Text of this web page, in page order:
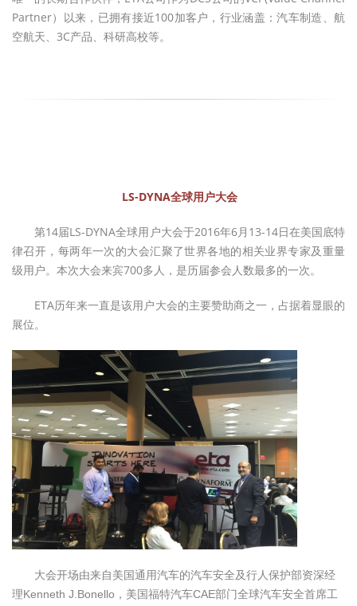
Partner）以来，已拥有接近100加客户，行业涵盖：汽车制造、航
空航天、3C产品、科研高校等。
LS-DYNA全球用户大会
第14届LS-DYNA全球用户大会于2016年6月13-14日在美国底特
律召开，每两年一次的大会汇聚了世界各地的相关业界专家及重量
级用户。本次大会来宾700多人，是历届参会人数最多的一次。
ETA历年来一直是该用户大会的主要赞助商之一，占据着显眼的
展位。
大会开场由来自美国通用汽车的汽车安全及行人保护部资深经
理Kenneth J.Bonello，美国福特汽车CAE部门全球汽车安全首席工